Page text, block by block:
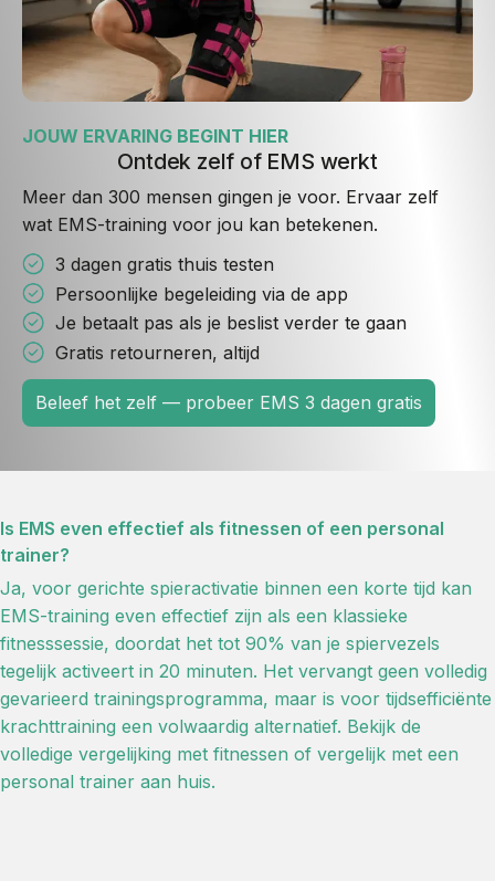
JOUW ERVARING BEGINT HIER
Ontdek zelf of EMS werkt
Meer dan 300 mensen gingen je voor. Ervaar zelf
wat EMS-training voor jou kan betekenen.
3 dagen gratis thuis testen
Persoonlijke begeleiding via de app
Je betaalt pas als je beslist verder te gaan
Gratis retourneren, altijd
Beleef het zelf — probeer EMS 3 dagen gratis
Is EMS even effectief als fitnessen of een personal
trainer?
Ja, voor gerichte spieractivatie binnen een korte tijd kan
EMS-training even effectief zijn als een klassieke
fitnesssessie, doordat het tot 90% van je spiervezels
tegelijk activeert in 20 minuten. Het vervangt geen volledig
gevarieerd trainingsprogramma, maar is voor tijdsefficiënte
krachttraining een volwaardig alternatief. Bekijk de
volledige vergelijking met fitnessen of vergelijk met een
personal trainer aan huis.